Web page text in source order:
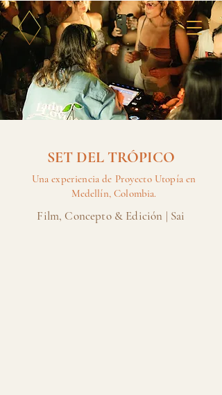
SET DEL TRÓPICO
Una experiencia de Proyecto Utopía en
Medellín, Colombia.
Film, Concepto & Edición | Sai